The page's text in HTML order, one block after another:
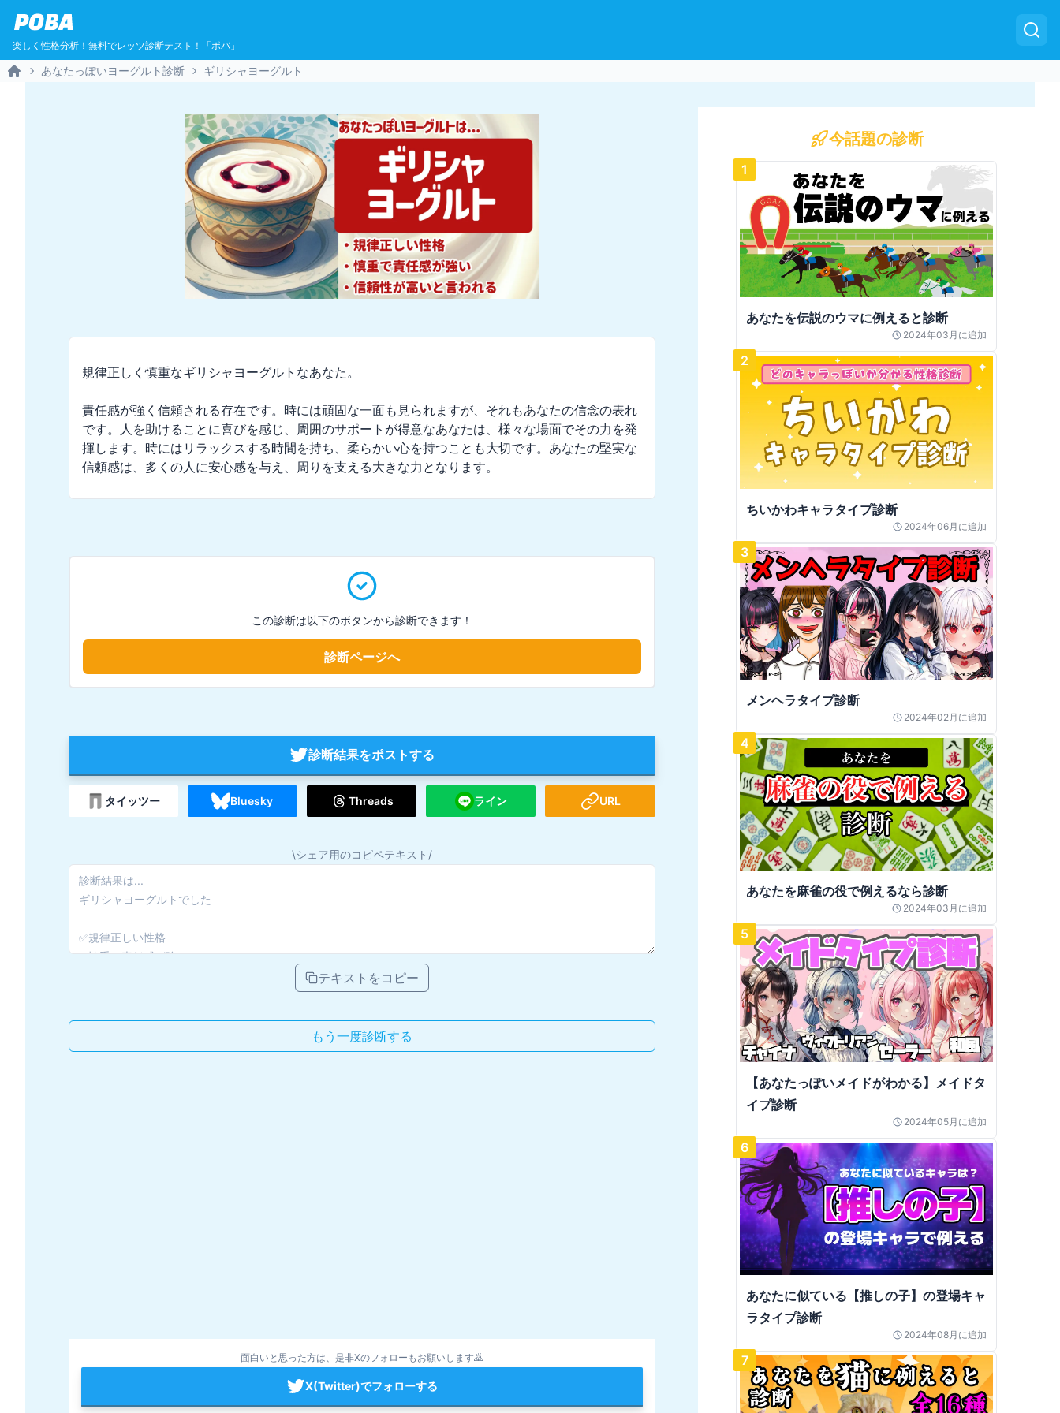
POBA
楽しく性格分析！無料でレッツ診断テスト！「ポバ」
あなたっぽいヨーグルト診断 ギリシャヨーグルト
規律正しく慎重なギリシャヨーグルトなあなた。
責任感が強く信頼される存在です。時には頑固な一面も見られますが、それもあなたの信念の表れ
です。人を助けることに喜びを感じ、周囲のサポートが得意なあなたは、様々な場面でその力を発
揮します。時にはリラックスする時間を持ち、柔らかい心を持つことも大切です。あなたの堅実な
信頼感は、多くの人に安心感を与え、周りを支える大きな力となります。
この診断は以下のボタンから診断できます！
診断ページへ
診断結果をポストする
タイッツー Bluesky Threads ライン URL
\シェア用のコピペテキスト/
テキストをコピー
もう一度診断する
面白いと思った方は、是非Xのフォローもお願いします🙇
X(Twitter)でフォローする
今話題の診断
1
あなたを伝説のウマに例えると診断
2024年03月 に追加
2
ちいかわキャラタイプ診断
2024年06月 に追加
3
メンヘラタイプ診断
2024年02月 に追加
4
あなたを麻雀の役で例えるなら診断
2024年03月 に追加
5
【あなたっぽいメイドがわかる】メイドタ
イプ診断
2024年05月 に追加
6
あなたに似ている【推しの子】の登場キャ
ラタイプ診断
2024年08月 に追加
7